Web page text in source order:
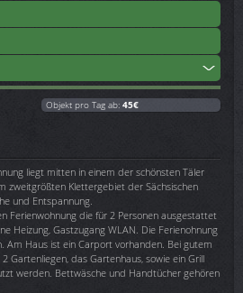
Objekt pro Tag ab: 45€
liegt mitten in einem der schönsten Täler
zweitgrößten Klettergebiet der Sächsischen
und Entspannung.
Ferienwohnung die für 2 Personen ausgestattet
Heizung, Gastzugang WLAN. Die Ferienohnung
Am Haus ist ein Carport vorhanden. Bei gutem
Gartenliegen, das Gartenhaus, sowie ein Grill
werden. Bettwäsche und Handtücher gehören